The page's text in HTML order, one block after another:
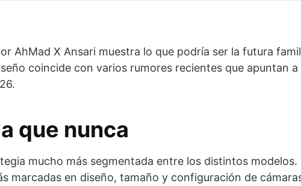
AhMad X Ansari muestra lo que podría ser la futura
coincide con varios rumores recientes que apuntan a
que nunca
mucho más segmentada entre los distintos modelos.
marcadas en diseño, tamaño y configuración de